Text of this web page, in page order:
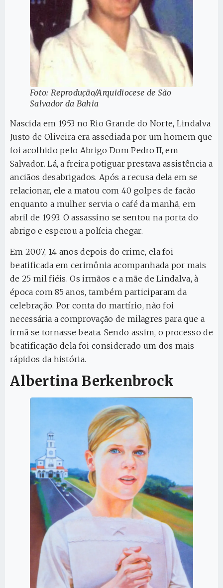
Foto: Reprodução/Arquidiocese de São
Salvador da Bahia
Nascida em 1953 no Rio Grande do Norte, Lindalva
Justo de Oliveira era assediada por um homem que
foi acolhido pelo Abrigo Dom Pedro II, em
Salvador. Lá, a freira potiguar prestava assistência a
anciãos desabrigados. Após a recusa dela em se
relacionar, ele a matou com 40 golpes de facão
enquanto a mulher servia o café da manhã, em
abril de 1993. O assassino se sentou na porta do
abrigo e esperou a polícia chegar.
Em 2007, 14 anos depois do crime, ela foi
beatificada em cerimônia acompanhada por mais
de 25 mil fiéis. Os irmãos e a mãe de Lindalva, à
época com 85 anos, também participaram da
celebração. Por conta do martírio, não foi
necessária a comprovação de milagres para que a
irmã se tornasse beata. Sendo assim, o processo de
beatificação dela foi considerado um dos mais
rápidos da história.
Albertina Berkenbrock